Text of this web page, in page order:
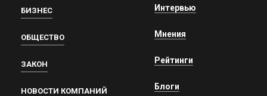
БИЗНЕС
ОБЩЕСТВО
ЗАКОН
НОВОСТИ КОМПАНИЙ
Интервью
Мнения
Рейтинги
Блоги